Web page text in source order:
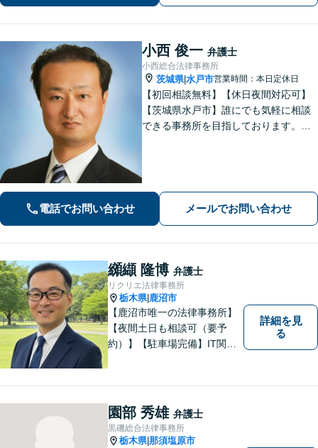
最良の解決を目指します【土日・夜間
相談可能】。
小西 俊一 弁護士
小西総合法律事務所
茨城県|水戸市営業時間：本日定休日
【初回相談無料】【休日夜間対応可】
【茨城県水戸市】誰にでも気軽に相談
できる事務所を目指しております。依
電話でお問い合わせ メールでお問い合わせ
纐纈 隆博 弁護士
リクリエ法律事務所
栃木県| 鹿沼市
【鹿沼市唯一の法律事務所】
【夜間土日も相談可（要予
約）】【駐車場完備】IT関連
ております。お気軽にお問合
せ下さい。
詳細を見
る
園部 秀雄 弁護士
黒磯総合法律事務所
栃木県|那須塩原市